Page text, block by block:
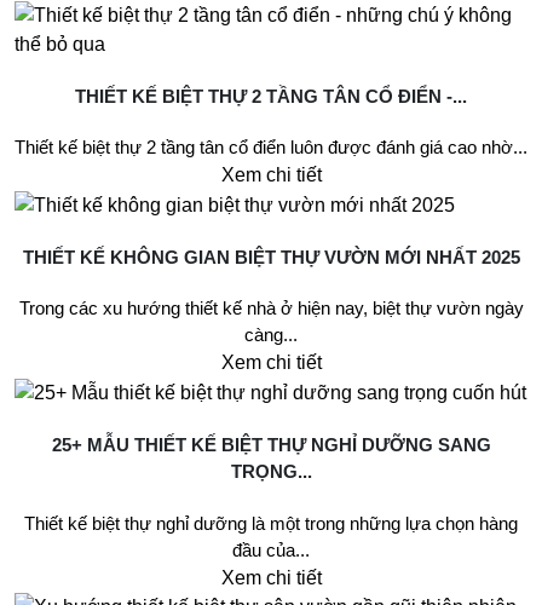
THIẾT KẾ BIỆT THỰ 2 TẦNG TÂN CỔ ĐIỂN -...
Thiết kế biệt thự 2 tầng tân cổ điển luôn được đánh giá cao nhờ...
Xem chi tiết
THIẾT KẾ KHÔNG GIAN BIỆT THỰ VƯỜN MỚI NHẤT 2025
Trong các xu hướng thiết kế nhà ở hiện nay, biệt thự vườn ngày
càng...
Xem chi tiết
25+ MẪU THIẾT KẾ BIỆT THỰ NGHỈ DƯỠNG SANG
TRỌNG...
Thiết kế biệt thự nghỉ dưỡng là một trong những lựa chọn hàng
đầu của...
Xem chi tiết